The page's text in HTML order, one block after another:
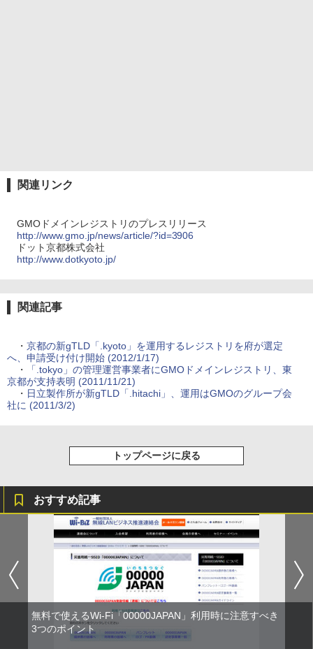
関連リンク
GMOドメインレジストリのプレスリリース
http://www.gmo.jp/news/article/?id=3906
ドット京都株式会社
http://www.dotkyoto.jp/
関連記事
・ 京都の新gTLD「.kyoto」を運用するレジストリを府が選定
へ、申請受け付け開始 (2012/1/17)
・
「.tokyo」の管理運営事業者にGMOドメインレジストリ、東
京都が支持表明 (2011/11/21)
・ 日立製作所が新gTLD「.hitachi」、運用はGMOのグループ会
社に (2011/3/2)
トップページに戻る
おすすめ記事
無料で使えるWi-Fi「00000JAPAN」利用時に注意すべき
3つのポイント